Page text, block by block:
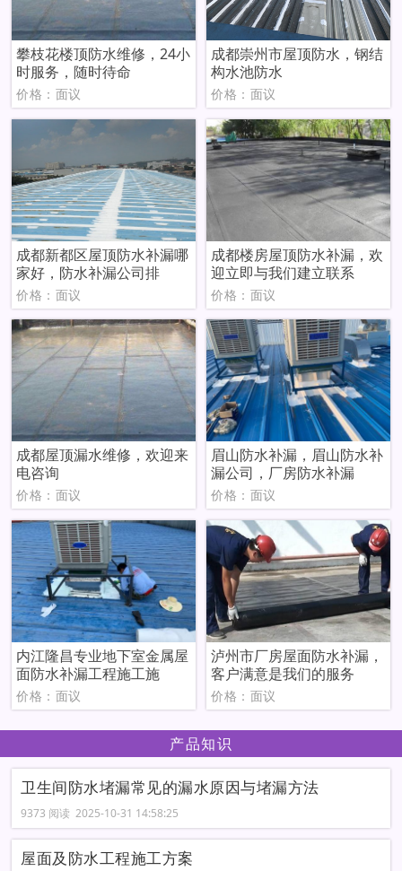
攀枝花楼顶防水维修，24小
时服务，随时待命
价格：面议
成都崇州市屋顶防水，钢结
构水池防水
价格：面议
成都新都区屋顶防水补漏哪
家好，防水补漏公司排
价格：面议
成都楼房屋顶防水补漏，欢
迎立即与我们建立联系
价格：面议
成都屋顶漏水维修，欢迎来
电咨询
价格：面议
眉山防水补漏，眉山防水补
漏公司，厂房防水补漏
价格：面议
内江隆昌专业地下室金属屋
面防水补漏工程施工施
价格：面议
泸州市厂房屋面防水补漏，
客户满意是我们的服务
价格：面议
产品知识
卫生间防水堵漏常见的漏水原因与堵漏方法
9373 阅读 2025-10-31 14:58:25
屋面及防水工程施工方案